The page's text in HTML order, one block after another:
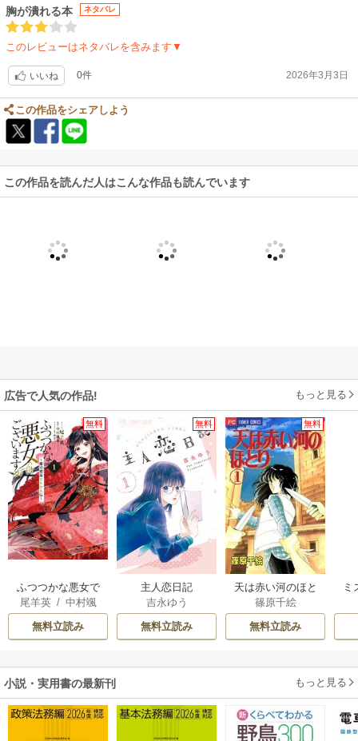
胸が潰れる本 ネタバレ
このレビューはネタバレを含みます▼
いいね 0件 2026年3月3日
この作品をシェアしよう
この作品を読んだ人はこんな作品も読んでいます
広告で人気の作品! もっと見る
無料
ふつつかな悪女で
はございますが ～
雛宮蝶鼠とりかえ
伝～
尾羊英/ 中村颯
希
/ ゆき哉
無料立読み
無料
主人恋日記
吉永ゆう
無料立読み
無料
天は赤い河のほと
り
篠原千絵
無料立読み
ミ
小説・実用書の最新刊 もっと見る